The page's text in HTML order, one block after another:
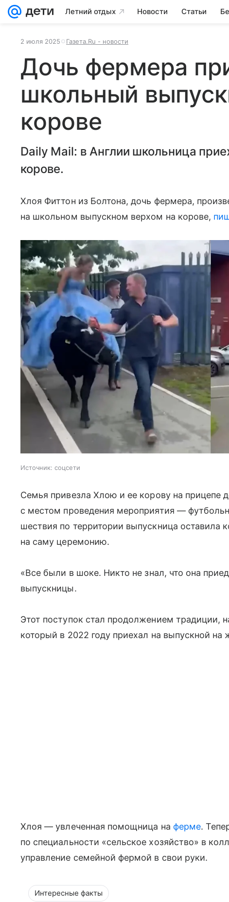
Летний отдых Новости Статьи
2 июля 2025 Газета.Ru - новости
Дочь фермера
школьный
корове
Daily Mail: в Англии школьница
корове.
Хлоя Фиттон из Болтона, дочь фермера,
на школьном выпускном верхом на корове,
Источник: соцсети
Семья привезла Хлою и ее корову на прицепе
с местом проведения мероприятия —
шествия по территории выпускница оставила
на саму церемонию.
«Все были в шоке. Никто не знал, что она
выпускницы.
Этот поступок стал продолжением традиции,
который в 2022 году приехал на выпускной на
Хлоя — увлеченная помощница на ферме.
по специальности «сельское хозяйство» в
управление семейной фермой в свои руки.
Интересные факты